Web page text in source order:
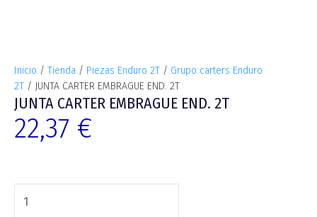
Inicio / Tienda / Piezas Enduro 2T / Grupo carters Enduro
2T / JUNTA CARTER EMBRAGUE END. 2T
JUNTA CARTER EMBRAGUE END. 2T
22,37 €